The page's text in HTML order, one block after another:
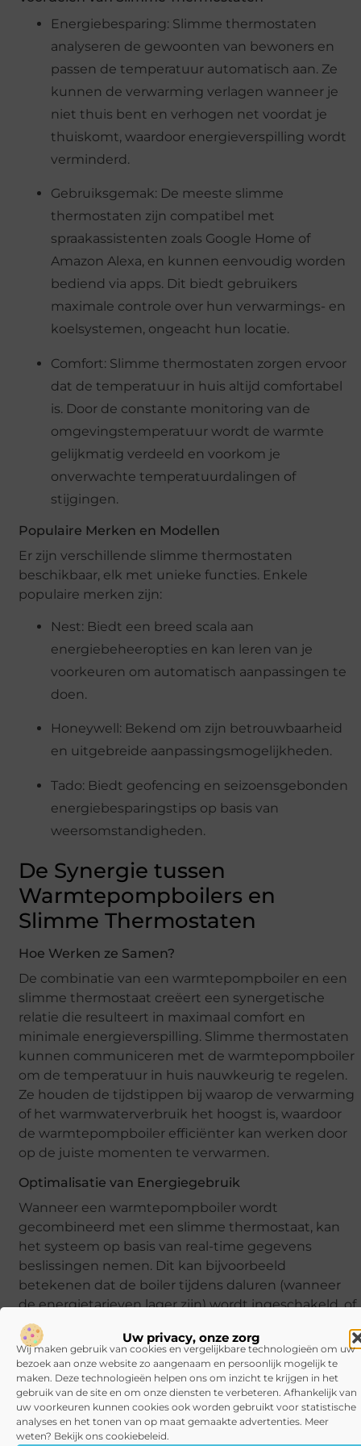
Uw privacy, onze zorg
Wij maken gebruik van cookies en vergelijkbare technologieën om uw
bezoek aan onze website zo aangenaam en persoonlijk mogelijk te
maken. Deze technologieën helpen ons om inzicht te krijgen in het
gebruik van de site en om onze diensten te verbeteren. Afhankelijk van
uw voorkeuren kunnen cookies ook worden gebruikt voor statistische
analyses en het tonen van op maat gemaakte advertenties. Meer
weten? Bekijk ons cookiebeleid.
Energiebesparing: Slimme thermostaten
analyseren de gewoonten van bewoners en
passen de temperatuur automatisch aan. Ze
kunnen de verwarming verlagen wanneer je
niet thuis bent en verhogen net voordat je
thuiskomt, waardoor energieverspilling wordt
verminderd.
Gebruiksgemak: De meeste slimme
thermostaten zijn compatibel met
spraakassistenten zoals Google Home of
Amazon Alexa, en kunnen eenvoudig worden
bediend via apps. Dit biedt gebruikers
maximale controle over hun verwarmings- en
koelsystemen, ongeacht hun locatie.
Comfort: Slimme thermostaten zorgen ervoor
dat de temperatuur in huis altijd comfortabel
is. Door de constante monitoring van de
omgevingstemperatuur wordt de warmte
gelijkmatig verdeeld en voorkom je
onverwachte temperatuurdalingen of
stijgingen.
Populaire Merken en Modellen
Er zijn verschillende slimme thermostaten
beschikbaar, elk met unieke functies. Enkele
populaire merken zijn:
Nest: Biedt een breed scala aan
energiebeheeropties en kan leren van je
voorkeuren om automatisch aanpassingen te
doen.
Honeywell: Bekend om zijn betrouwbaarheid
en uitgebreide aanpassingsmogelijkheden.
Tado: Biedt geofencing en seizoensgebonden
energiebesparingstips op basis van
weersomstandigheden.
De Synergie tussen
Warmtepompboilers en
Slimme Thermostaten
Hoe Werken ze Samen?
De combinatie van een warmtepompboiler en een
slimme thermostaat creëert een synergetische
relatie die resulteert in maximaal comfort en
minimale energieverspilling. Slimme thermostaten
kunnen communiceren met de warmtepompboiler
om de temperatuur in huis nauwkeurig te regelen.
Ze houden de tijdstippen bij waarop de verwarming
of het warmwaterverbruik het hoogst is, waardoor
de warmtepompboiler efficiënter kan werken door
op de juiste momenten te verwarmen.
Optimalisatie van Energiegebruik
Wanneer een warmtepompboiler wordt
gecombineerd met een slimme thermostaat, kan
het systeem op basis van real-time gegevens
beslissingen nemen. Dit kan bijvoorbeeld
betekenen dat de boiler tijdens daluren (wanneer
de energietarieven lager zijn) wordt ingeschakeld, of
dat de verwarming in de ochtend geleidelijk wordt
verhoogd voordat iedereen wakker wordt, wat
resulteert in minder piekbelasting en dus minder
energieverbruik.
FAQ